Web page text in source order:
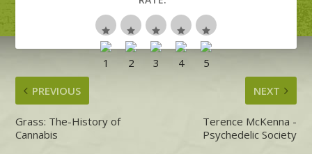
PREVIOUS
Grass: The-History of
Cannabis
NEXT
Terence McKenna -
Psychedelic Society